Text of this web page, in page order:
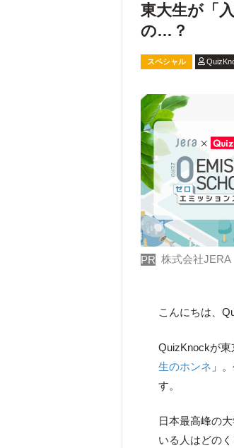
東大生が「
の…？
スペシャル
PR 株式会社JERA
こんにちは、
QuizKnockが
生のホンネ 」
す。
日本最高峰の
いる人はどの